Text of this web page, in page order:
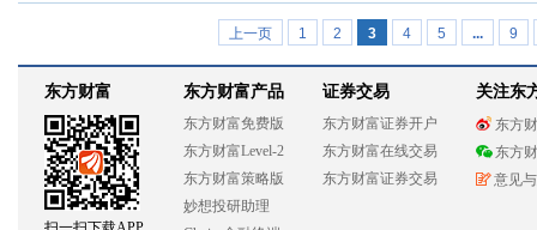
上一页 1 2 3 4 5 ... 9
东方财富 东方财富产品
东方财富免费版
东方财富Level-2
东方财富策略版
妙想投研助理
证券交易
东方财富证券开户
东方财富在线交易
东方财富证券交易
关注东
东方
东方
意见